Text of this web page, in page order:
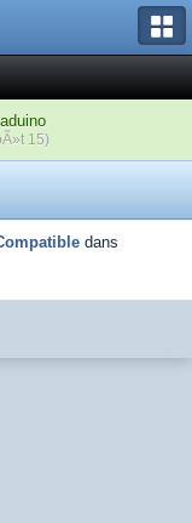
15)
dans